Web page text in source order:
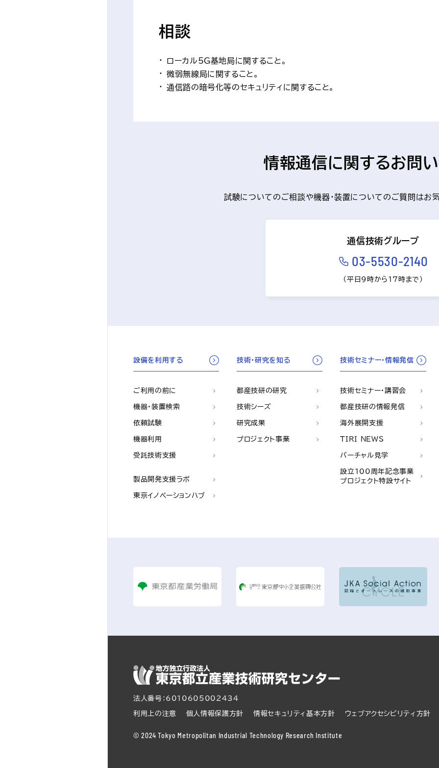
相談
ローカル5G基地局に関すること。
微弱無線局に関すること。
通信路の暗号化等のセキュリティに関すること。
情報通信に関するお問
試験についてのご相談や機器・装置についてのご質問はお
通信技術グループ
03-5530-2140
（平日9時から17時まで）
設備を利用する
ご利用の前に
機器・装置検索
依頼試験
機器利用
受託技術支援
製品開発支援ラボ
東京イノベーションハブ
技術・研究を知る
都産技研の研究
技術シーズ
研究成果
プロジェクト事業
技術セミナー・情報発信
技術セミナー・講習会
都産技研の情報発信
海外展開支援
TIRI NEWS
バーチャル見学
設立100周年記念事業
プロジェクト特設サイト
法人番号：6010605002434
利用上の注意 個人情報保護方針 情報セキュリティ基本方針 ウェブアクセシビリティ方針
© 2024 Tokyo Metropolitan Industrial Technology Research Institute